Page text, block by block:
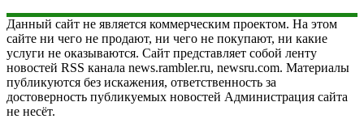
Данный сайт не является коммерческим проектом. На этом
сайте ни чего не продают, ни чего не покупают, ни какие
услуги не оказываются. Сайт представляет собой ленту
новостей RSS канала news.rambler.ru, newsru.com. Материалы
публикуются без искажения, ответственность за
достоверность публикуемых новостей Администрация сайта
не несёт.